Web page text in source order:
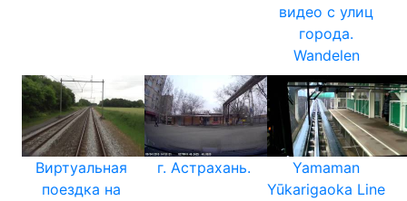
видео с улиц
города.
Wandelen
Виртуальная
поездка на
г. Астрахань.
Yamaman
Yūkarigaoka Line